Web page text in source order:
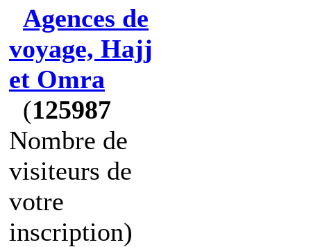
Agences de
voyage, Hajj
et Omra
(125987
Nombre de
visiteurs de
votre
inscription)